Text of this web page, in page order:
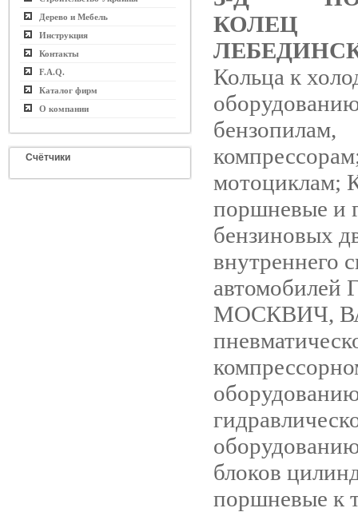
Дерево и Мебель
Инструкция
Контакты
F.A.Q.
Каталог фирм
О компании
Счётчики
КОЛЕЦ
Кольца к
бензопилам,
мотоциклам;
поршневые и
бензиновых
внутреннего
автомобилей
МОСКВИЧ,
блоков
поршневые к